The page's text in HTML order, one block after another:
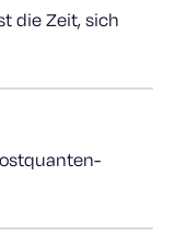
die Zeit, sich